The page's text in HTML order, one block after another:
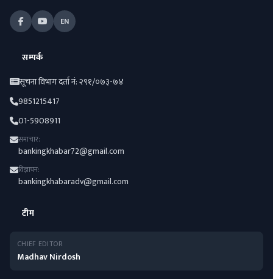
EN
सम्पर्क
सूचना विभाग दर्ता नं: २९१/०७३-७४
9851215417
01-5908911
समाचार:
bankingkhabar72@gmail.com
विज्ञापन:
bankingkhabaradv@gmail.com
टीम
CHIEF EDITOR
Madhav Nirdosh